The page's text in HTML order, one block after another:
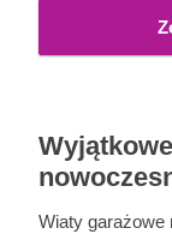
Wiaty garażowe